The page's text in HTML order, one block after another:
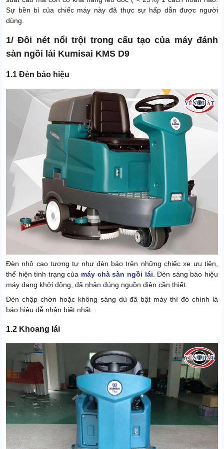
Tốc độ di chuyển 6.5 km/h
Thời gian bảo hành motor
Thời gian bảo hành phần
điện và bơm
12 tháng
quy, sạc và van từ
Xuất xứ Chính hãng
Sự bền bỉ của chiếc máy này đã thực sự hấp dẫn được người
dùng.
1/ Đôi nét nổi trội trong cấu tạo của máy đánh
sàn ngồi lái Kumisai KMS D9
1.1 Đèn báo hiệu
Đèn nhô cao tương tự như đèn báo trên những chiếc xe ưu tiên,
thể hiện tình trạng của máy chà sàn ngồi lái. Đèn sáng báo hiệu
máy đang khởi động, đã nhận đúng nguồn điện cần thiết.
Đèn chập chờn hoặc không sáng dù đã bật máy thì đó chính là
báo hiệu dễ nhận biết nhất.
1.2 Khoang lái